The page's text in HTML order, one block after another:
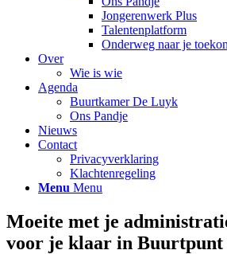
Jongerenwerk Plus
Talentenplatform
Onderweg naar je
Over
Wie is wie
Agenda
Buurtkamer De Luyk
Ons Pandje
Nieuws
Contact
Privacyverklaring
Klachtenregeling
Menu Menu
Moeite met je
voor je klaar in Buurtpunt